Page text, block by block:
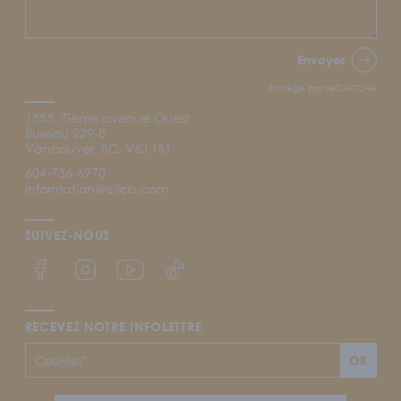
Envoyer
Protégé par reCAPTCHA
1555, 7ième avenue Ouest
Bureau 229-B
Vancouver, BC, V6J 1S1
604-736-6970
information@cjfcb.com
SUIVEZ-NOUS
Lien Facebook du CJFCB
Lien Instagram du CJFCB
Lien YouTube du CJFCB
Lien TikTok du CJFCB
RECEVEZ NOTRE INFOLETTRE
OK